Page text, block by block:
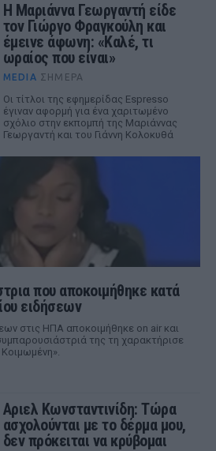
Η Μαριάννα Γεωργαντή είδε
τον Γιώργο Φραγκούλη και
έμεινε άφωνη: «Καλέ, τι
ωραίος που είναι»
MEDIA ΣΉΜΕΡΑ
Οι τίτλοι της εφημερίδας Espresso
έγιναν αφορμή για ένα χαριτωμένο
σχόλιο στην εκπομπή της Μαριάννας
Γεωργαντή και του Γιάννη Κολοκυθά
που αποκοιμήθηκε κατά
ειδήσεων
στις ΗΠΑ αποκοιμήθηκε on air και
της τη χαρακτήρισε
Αριελ Κωνσταντινίδη: Τώρα
ασχολούνται με το δέρμα μου,
δεν πρόκειται να κρύβομαι